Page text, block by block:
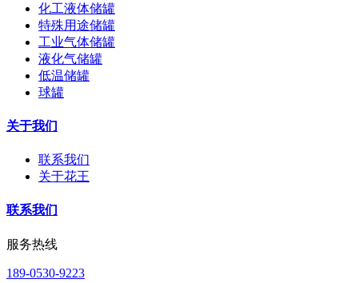
化工液体储罐
特殊用途储罐
工业气体储罐
液化气储罐
低温储罐
球罐
关于我们
联系我们
关于花王
联系我们
服务热线
189-0530-9223